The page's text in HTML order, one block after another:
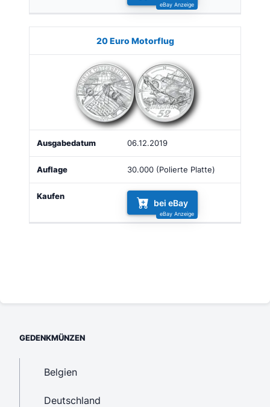
20 Euro Motorflug
06.12.2019
30.000 (Polierte Platte)
bei eBay
GEDENKMÜNZEN
Belgien
Deutschland